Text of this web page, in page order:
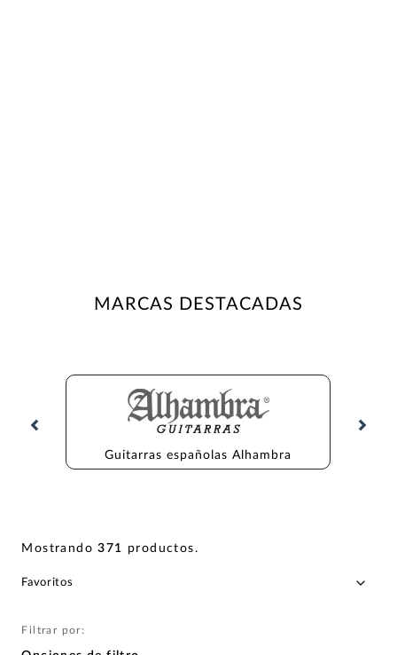
MARCAS DESTACADAS
Guitarras españolas Alhambra
Mostrando371 productos.
Filtrar por: